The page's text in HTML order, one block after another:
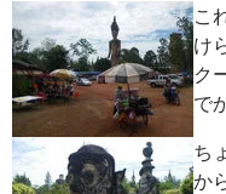
こ
け
ク
で
ち
か